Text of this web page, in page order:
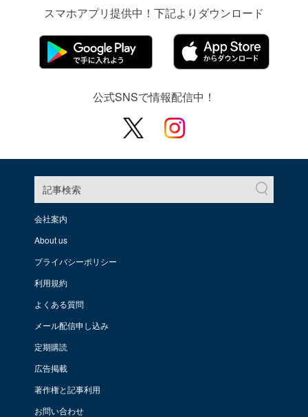
スマホアプリ提供中！下記よりダウンロード
公式SNSで情報配信中！
記事検索
会社案内
About us
プライバシーポリシー
利用規約
よくある質問
メール配信申し込み
定期購読
広告掲載
著作権と記事利用
お問い合わせ